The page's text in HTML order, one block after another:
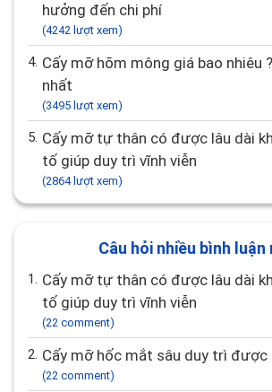
hưởng đến chi phí
(4242 lượt xem)
4. Cấy mỡ hõm mông giá bao nhiêu ? bảng giá mới
nhất
(3495 lượt xem)
5. Cấy mỡ tự thân có được lâu dài không? các yếu
tố giúp duy trì vĩnh viễn
(2864 lượt xem)
Câu hỏi nhiều bình luận
1. Cấy mỡ tự thân có được lâu dài không? các yếu
tố giúp duy trì vĩnh viễn
(22 comment)
2. Cấy mỡ hốc mắt sâu duy trì được
(22 comment)